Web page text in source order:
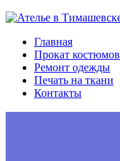
Главная
Прокат костюмов
Ремонт одежды
Печать на ткани
Контакты